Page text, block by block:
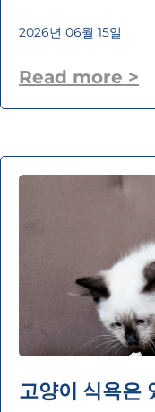
2026년 06월 15일
Read more >
고양이 식욕은